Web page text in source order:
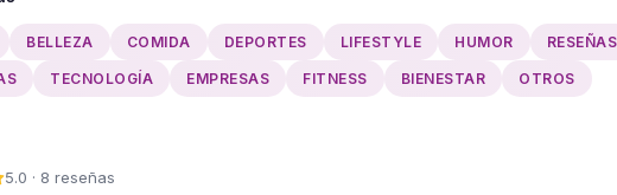
BELLEZA COMIDA DEPORTES LIFESTYLE HUMOR RESEÑAS
TECNOLOGÍA EMPRESAS FITNESS BIENESTAR OTROS
5.0 · 8 reseñas